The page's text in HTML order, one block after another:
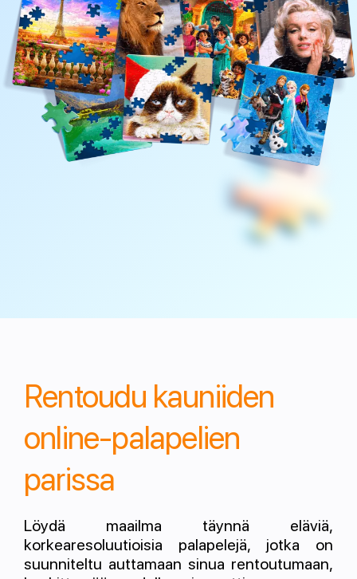
Rentoudu kauniiden
online-palapelien
parissa
Löydä maailma täynnä eläviä,
korkearesoluutioisia palapelejä, jotka on
suunniteltu auttamaan sinua rentoutumaan,